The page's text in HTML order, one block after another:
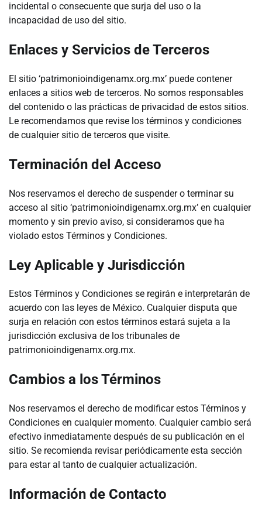
incidental o consecuente que surja del uso o la
incapacidad de uso del sitio.
Enlaces y Servicios de Terceros
El sitio ‘patrimonioindigenamx.org.mx’ puede contener
enlaces a sitios web de terceros. No somos responsables
del contenido o las prácticas de privacidad de estos sitios.
Le recomendamos que revise los términos y condiciones
de cualquier sitio de terceros que visite.
Terminación del Acceso
Nos reservamos el derecho de suspender o terminar su
acceso al sitio ‘patrimonioindigenamx.org.mx’ en cualquier
momento y sin previo aviso, si consideramos que ha
violado estos Términos y Condiciones.
Ley Aplicable y Jurisdicción
Estos Términos y Condiciones se regirán e interpretarán de
acuerdo con las leyes de México. Cualquier disputa que
surja en relación con estos términos estará sujeta a la
jurisdicción exclusiva de los tribunales de
patrimonioindigenamx.org.mx.
Cambios a los Términos
Nos reservamos el derecho de modificar estos Términos y
Condiciones en cualquier momento. Cualquier cambio será
efectivo inmediatamente después de su publicación en el
sitio. Se recomienda revisar periódicamente esta sección
para estar al tanto de cualquier actualización.
Información de Contacto